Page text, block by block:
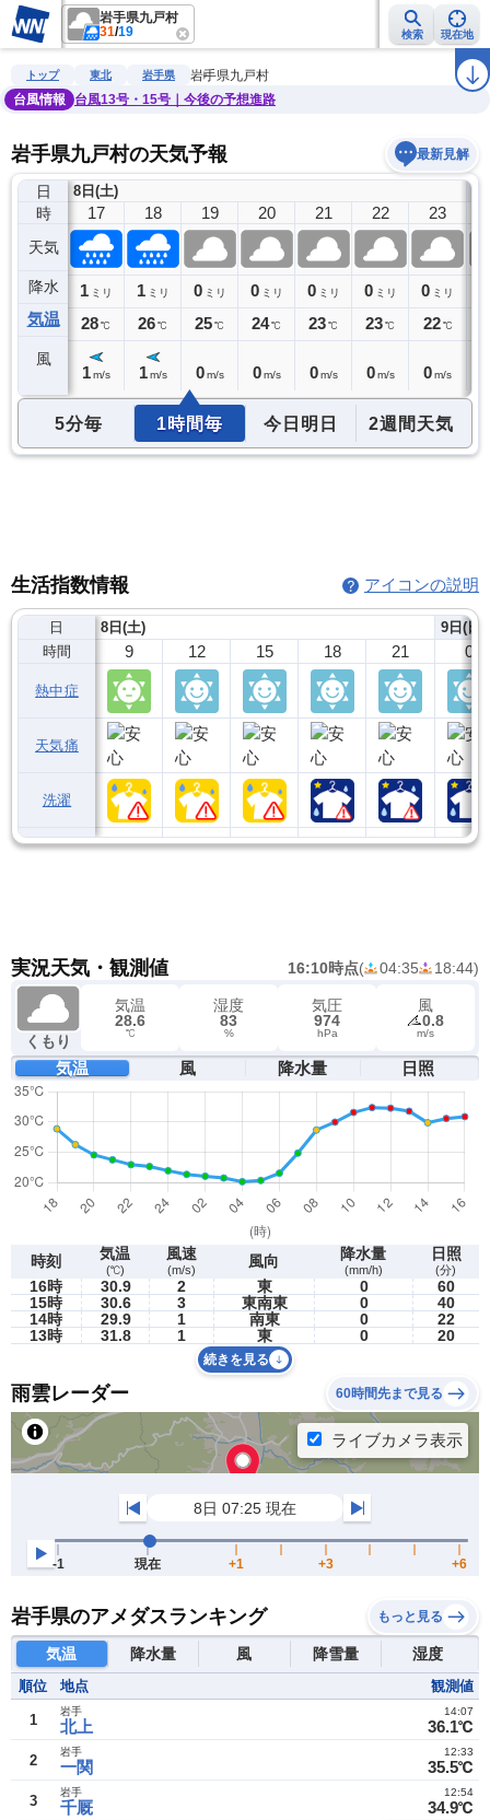
岩手県九戸村
31/19 検索 現在地
雨雲レーダー 台風情報 地震情報 ラ
トップ 東北 岩手県
岩手県九戸村
台風情報
台風13号・15号｜今後の予想進路
岩手県九戸村の天気予報 最新見解
日
時
天気
降水
気温
風
8日(土)
16
0ミリ
29℃
17
1 ミリ
28℃
1 m/s
18
1 ミリ
26℃
1 m/s
19
0 ミリ
25℃
0 m/s
20
0 ミリ
24℃
0 m/s
21
0 ミリ
23℃
0 m/s
22
0 ミリ
23℃
0 m/s
23
0 ミリ
22 ℃
0m/s
5分毎 1時間毎 今日明日 2週間天気
生活指数情報 アイコンの説明
日
時間
熱中症
天気痛
洗濯
8日(土)
9 12 15 18 21
9日(日)
0
実況天気・観測値 16:10時点( 04:35 18:44)
くもり
気温
28.6
℃
湿度
83
%
気圧
974
hPa
風
0.8
m/s
気温 風 降水量 日照
時刻 気温
(℃)
風速
(m/s) 風向 降水量
(mm/h)
日照
(分)
16時 30.9 2 東 0
60
15時
30.6 3 東南東 0
40
14時
29.9 1 南東 0
22
13時
31.8 1 東 0 20
続きを見る
雨雲レーダー 60時間先まで見る
岩手県のアメダスランキング もっと見る
気温 降水量 風 降雪量 湿度
順位 地点 観測値
1 北上
岩手
36.1℃
14:07
2 一関
岩手
35.5℃
12:33
3 千厩
岩手
34.9℃
12:54